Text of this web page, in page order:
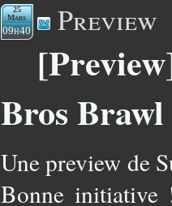
25
Mars
09h40 Preview
Bros Brawl
Une preview de
Bonne